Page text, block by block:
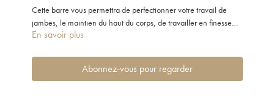
Cette barre vous permettra de perfectionner votre travail de
jambes, le maintien du haut du corps, de travailler en finesse
vos bras et de gagner en musicalité.
En savoir plus
Abonnez-vous pour regarder